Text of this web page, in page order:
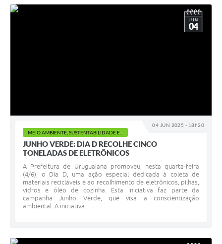
04 JUN 2025 - 18h20
JUN
04
MEIO AMBIENTE, SUSTENTABILIDADE E...
JUNHO VERDE: DIA D RECOLHE CINCO
TONELADAS DE ELETRÔNICOS
A Prefeitura de Uruguaiana promoveu, nesta quarta-feira
(4/6), o Dia D, uma ação especial dedicada à coleta de
materiais recicláveis e ao recolhimento de eletrônicos, pilhas,
vidros e óleo de cozinha. Esta iniciativa faz parte da
campanha Junho Verde, que visa a conscientização
ambiental. A iniciativa...